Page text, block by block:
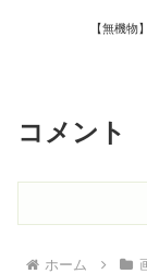
【無機物
コメント
ホーム